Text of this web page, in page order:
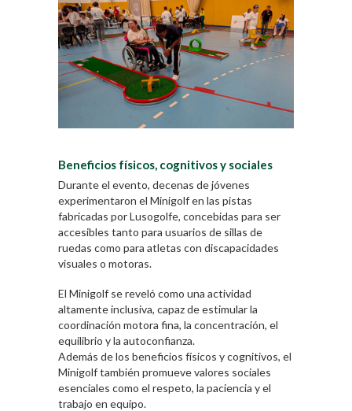
Beneficios físicos, cognitivos y sociales
Durante el evento, decenas de jóvenes
experimentaron el Minigolf en las pistas
fabricadas por Lusogolfe, concebidas para ser
accesibles tanto para usuarios de sillas de
ruedas como para atletas con discapacidades
visuales o motoras.
El Minigolf se reveló como una actividad
altamente inclusiva, capaz de estimular la
coordinación motora fina, la concentración, el
equilibrio y la autoconfianza.
Además de los beneficios físicos y cognitivos, el
Minigolf también promueve valores sociales
esenciales como el respeto, la paciencia y el
trabajo en equipo.